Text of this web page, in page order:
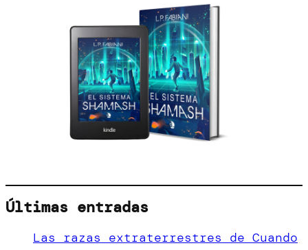
Últimas entradas
Las razas extraterrestres de Cuando